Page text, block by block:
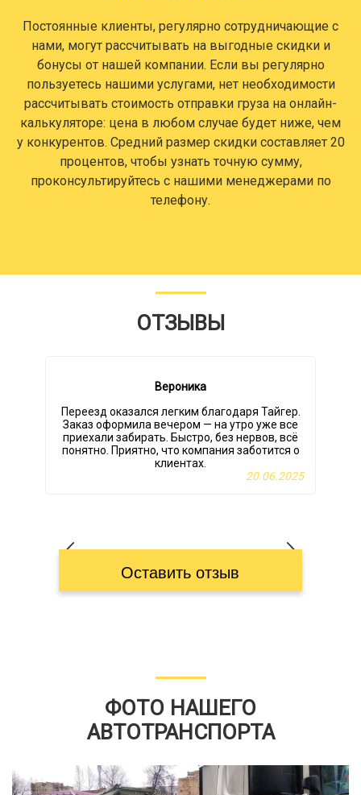
Постоянные клиенты, регулярно сотрудничающие с
нами, могут рассчитывать на выгодные скидки и
бонусы от нашей компании. Если вы регулярно
пользуетесь нашими услугами, нет необходимости
рассчитывать стоимость отправки груза на онлайн-
калькуляторе: цена в любом случае будет ниже, чем
у конкурентов. Средний размер скидки составляет 20
процентов, чтобы узнать точную сумму,
проконсультируйтесь с нашими менеджерами по
телефону.
ОТЗЫВЫ
Вероника
Переезд оказался легким благодаря Тайгер.
Заказ оформила вечером — на утро уже все
приехали забирать. Быстро, без нервов, всё
понятно. Приятно, что компания заботится о
клиентах.
20.06.2025
Оставить отзыв
ФОТО НАШЕГО
АВТОТРАНСПОРТА